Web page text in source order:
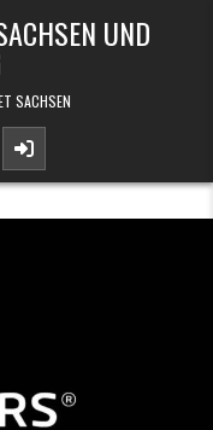
UND
SACHSEN